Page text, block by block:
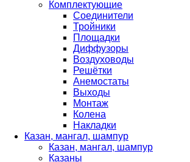
Комплектующие
Соединители
Тройники
Площадки
Диффузоры
Воздуховоды
Решётки
Анемостаты
Выходы
Монтаж
Колена
Накладки
Казан, мангал, шампур
Казан, мангал, шампур
Казаны